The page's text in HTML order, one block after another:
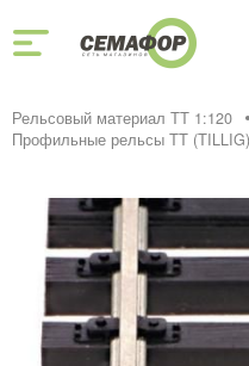
Рельсовый материал ТТ 1:120
Профильные рельсы ТТ (ТILLIG)